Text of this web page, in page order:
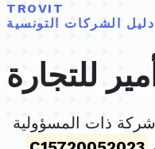
TROVIT
دليل الشركات التونسية
للتجارة
ذات المسؤولية